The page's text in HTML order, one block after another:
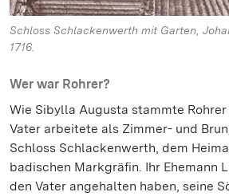
Schloss Schlackenwerth mit Garten,
1716.
Wer war Rohrer?
Wie Sibylla Augusta stammte Rohrer
Vater arbeitete als Zimmer- und
Schloss Schlackenwerth, dem
badischen Markgräfin. Ihr Ehemann
den Vater angehalten haben, seine